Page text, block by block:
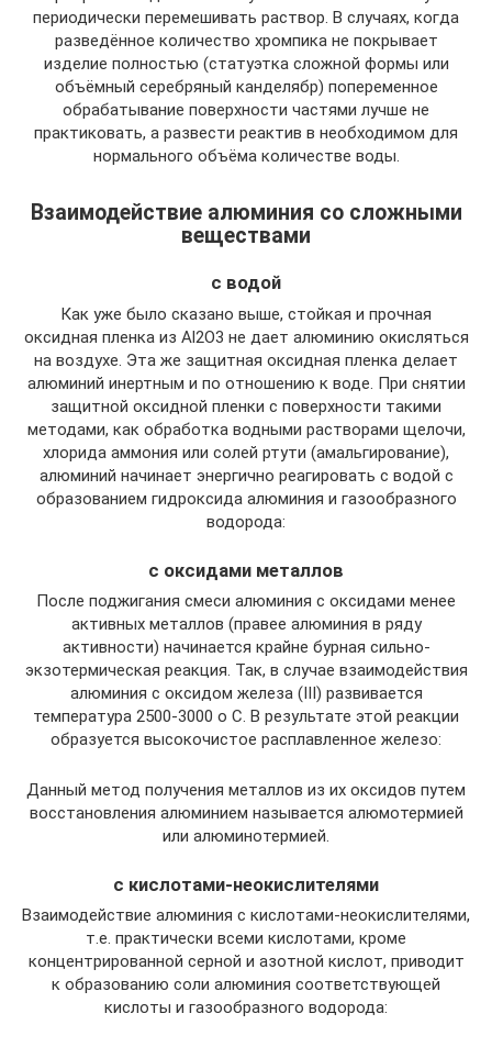
периодически перемешивать раствор. В случаях, когда
разведённое количество хромпика не покрывает
изделие полностью (статуэтка сложной формы или
объёмный серебряный канделябр) попеременное
обрабатывание поверхности частями лучше не
практиковать, а развести реактив в необходимом для
нормального объёма количестве воды.
Взаимодействие алюминия со сложными
веществами
с водой
Как уже было сказано выше, стойкая и прочная
оксидная пленка из Al2O3 не дает алюминию окисляться
на воздухе. Эта же защитная оксидная пленка делает
алюминий инертным и по отношению к воде. При снятии
защитной оксидной пленки с поверхности такими
методами, как обработка водными растворами щелочи,
хлорида аммония или солей ртути (амальгирование),
алюминий начинает энергично реагировать с водой с
образованием гидроксида алюминия и газообразного
водорода:
с оксидами металлов
После поджигания смеси алюминия с оксидами менее
активных металлов (правее алюминия в ряду
активности) начинается крайне бурная сильно-
экзотермическая реакция. Так, в случае взаимодействия
алюминия с оксидом железа (III) развивается
температура 2500-3000 о С. В результате этой реакции
образуется высокочистое расплавленное железо:
Данный метод получения металлов из их оксидов путем
восстановления алюминием называется алюмотермией
или алюминотермией.
с кислотами-неокислителями
Взаимодействие алюминия с кислотами-неокислителями,
т.е. практически всеми кислотами, кроме
концентрированной серной и азотной кислот, приводит
к образованию соли алюминия соответствующей
кислоты и газообразного водорода: